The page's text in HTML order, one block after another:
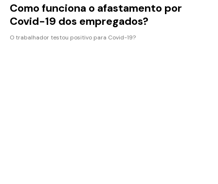
Como funciona o afastamento por
Covid-19 dos empregados?
O trabalhador testou positivo para Covid-19?